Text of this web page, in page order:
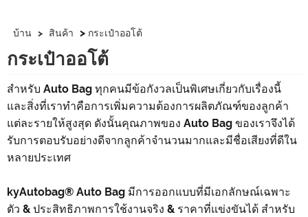
บ้าน > สินค้า > กระเป๋าออโต้
กระเป๋าออโต้
สำหรับ Auto Bag ทุกคนมีข้อกังวลเป็นพิเศษเกี่ยวกับเรื่องนี้
และสิ่งที่เราทำคือการเพิ่มความต้องการผลิตภัณฑ์ของลูกค้า
แต่ละรายให้สูงสุด ดังนั้นคุณภาพของ Auto Bag ของเราจึงได้
รับการตอบรับอย่างดีจากลูกค้าจำนวนมากและมีชื่อเสียงที่ดีใน
หลายประเทศ
kyAutobag® Auto Bag มีการออกแบบที่มีเอกลักษณ์เฉพาะ
ตัว & ประสิทธิภาพการใช้งานจริง & ราคาที่แข่งขันได้ สำหรับ